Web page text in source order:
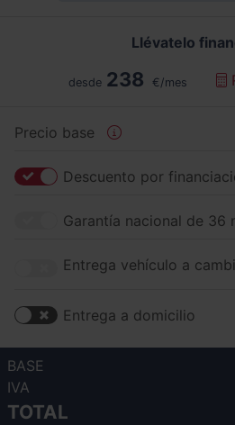
Llévatelo
desde 238 €/mes
Precio base
Descuento por
Garantía nacional de 36
Entrega vehículo a
Entrega a domicilio
BASE
IVA
TOTAL